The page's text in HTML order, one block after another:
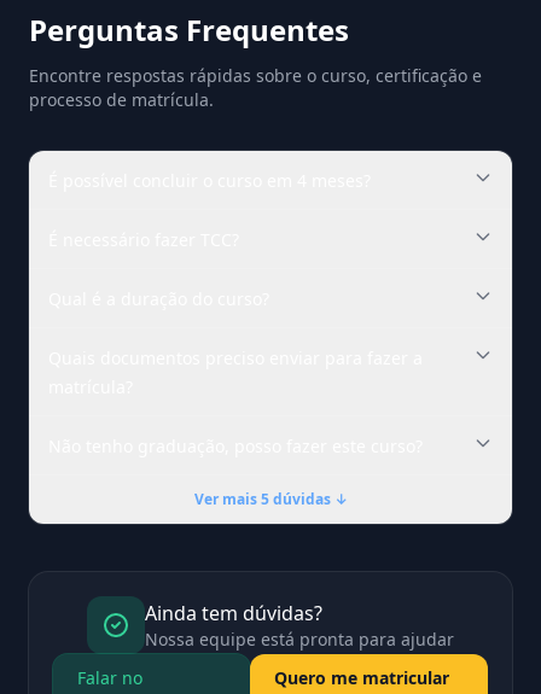
Perguntas Frequentes
Encontre respostas rápidas sobre o curso, certificação e
processo de matrícula.
Ver mais 5 dúvidas ↓
Ainda tem dúvidas?
Nossa equipe está pronta para ajudar
Falar no
Quero me matricular